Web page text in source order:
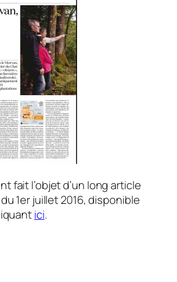
fait l’objet d’un long article
1er juillet 2016, disponible
ici.